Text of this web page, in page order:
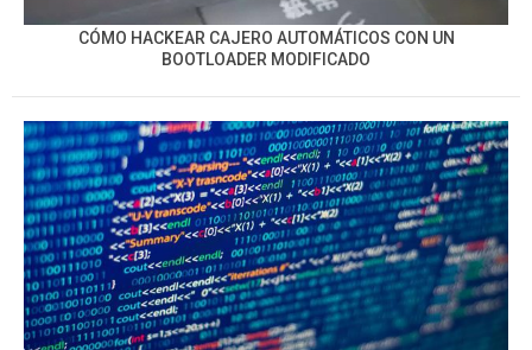
CÓMO HACKEAR CAJERO AUTOMÁTICOS CON UN
BOOTLOADER MODIFICADO